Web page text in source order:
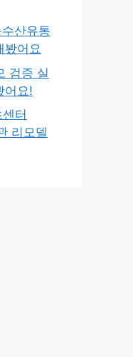
산유통
봤어요
검증 실
어요!
터
리모델